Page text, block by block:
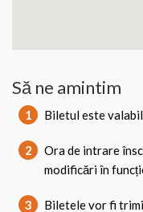
Să ne amintim
1 Biletul este
2
Ora de intrare
modificări în
3
Biletele vor fi